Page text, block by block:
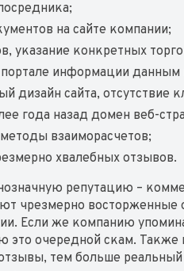
на сайте компании;
указание конкретных
информации данным
дизайн сайта, отсутствие
года назад домен веб-
взаиморасчетов;
хвалебных отзывов.
репутацию –
чрезмерно восторженные
Если же компанию
это очередной скам. Также
тем больше